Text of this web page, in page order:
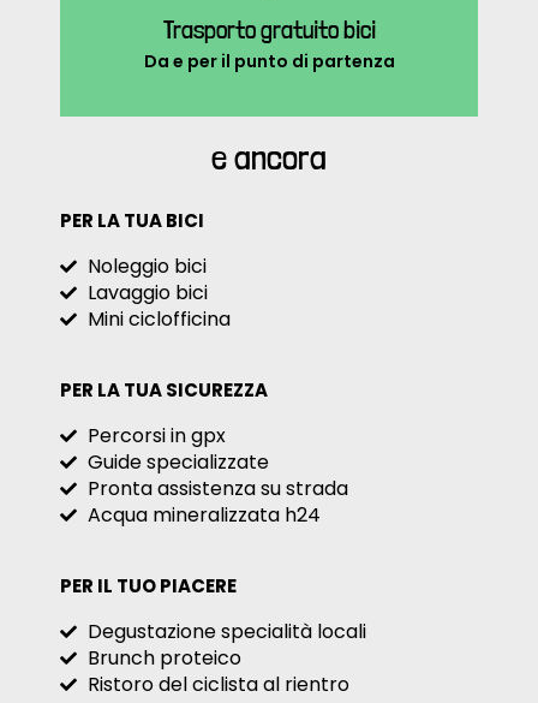
Trasporto gratuito bici
Da e per il punto di partenza
e ancora
PER LA TUA BICI
Noleggio bici
Lavaggio bici
Mini ciclofficina
PER LA TUA SICUREZZA
Percorsi in gpx
Guide specializzate
Pronta assistenza su strada
Acqua mineralizzata h24
PER IL TUO PIACERE
Degustazione specialità locali
Brunch proteico
Ristoro del ciclista al rientro